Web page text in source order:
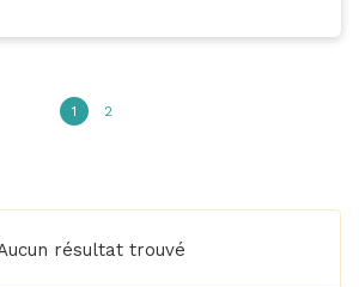
1 2
résultat trouvé